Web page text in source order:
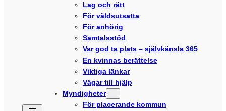
Lag och rätt
För våldsutsatta
För anhörig
Samtalsstöd
Var god ta plats – självkänsla 365
En kvinnas berättelse
Viktiga länkar
Vägar till hjälp
Myndigheter
För placerande kommun